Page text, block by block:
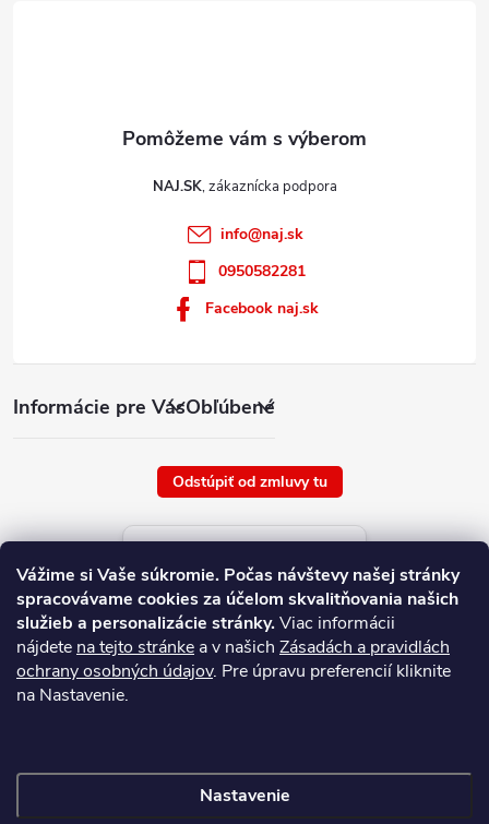
Vážime si Vaše súkromie. Počas návštevy našej stránky
spracovávame cookies za účelom skvalitňovania našich
služieb a personalizácie stránky.Viac informácii
nájdete na tejto stránke a v našich Zásadách a pravidlách
ochrany osobných údajov. Pre úpravu preferencií kliknite
na Nastavenie.
Nastavenie
Informácie pre VásObľúbené
NAJ.SK
info@naj.sk
0950582281
Facebook naj.sk
Odstúpiť od zmluvy tu
Aktuálne ceny tovaru
platné od : 6/8/2026